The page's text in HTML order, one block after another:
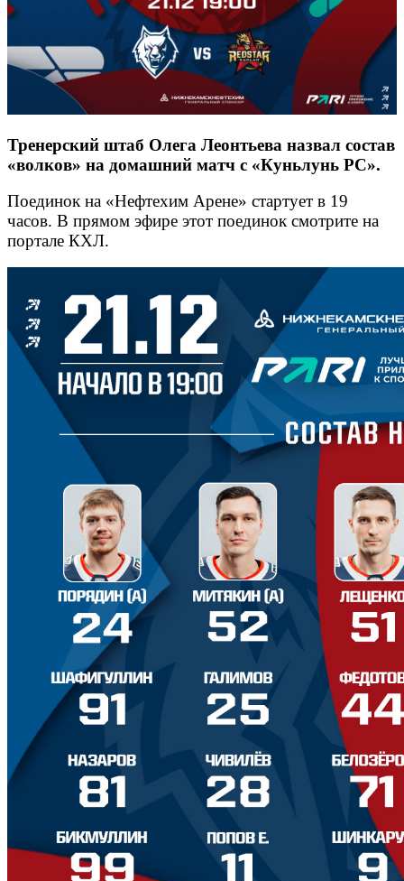
Тренерский штаб Олега Леонтьева назвал состав
«волков» на домашний матч с «Куньлунь РС».
Поединок на «Нефтехим Арене» стартует в 19
часов. В прямом эфире этот поединок смотрите на
портале КХЛ.